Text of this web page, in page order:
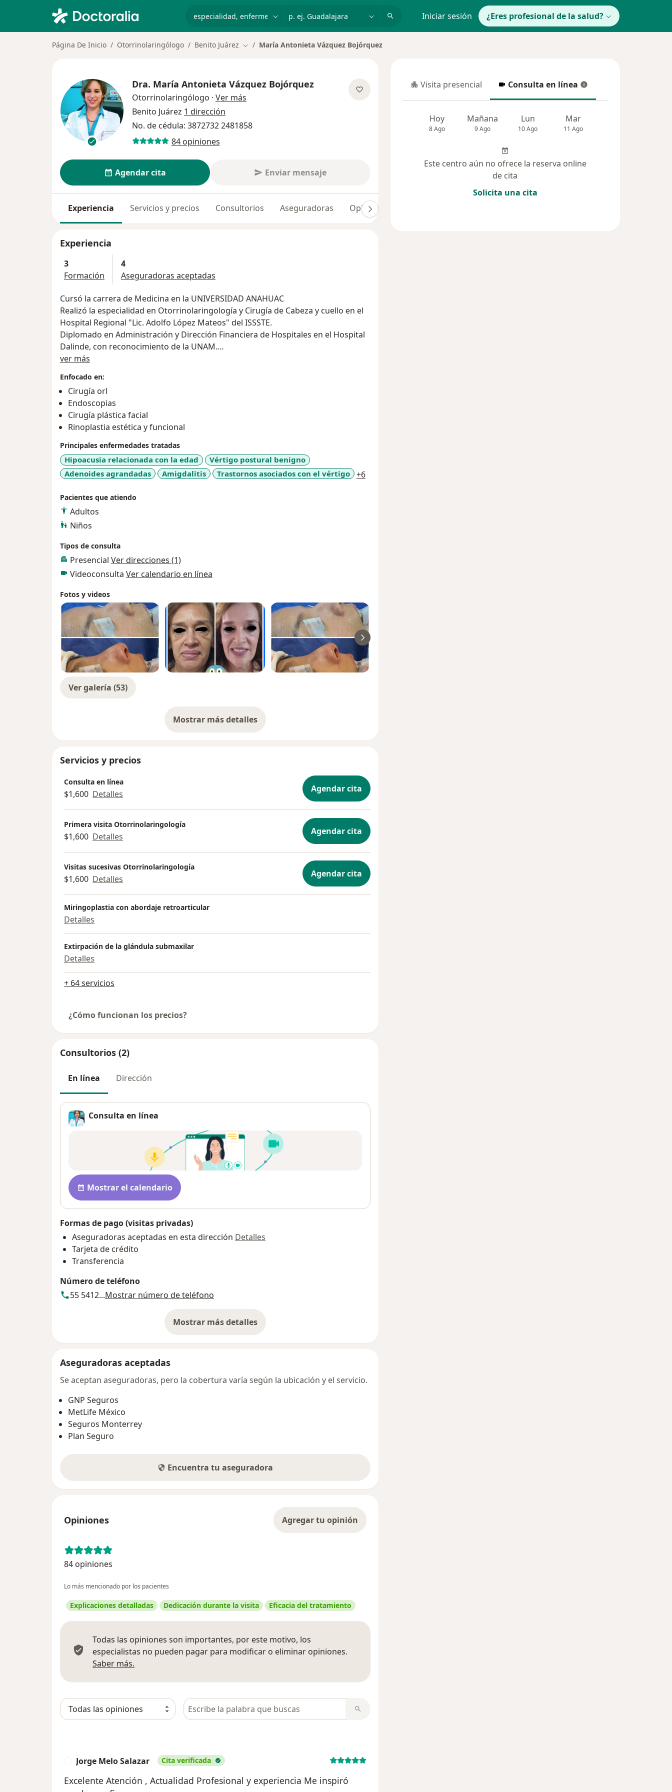
Iniciar sesión ¿Eres profesional de la salud?
Página De Inicio Otorrinolaringólogo Benito Juárez Cambiar de ciudad
María Antonieta Vázquez Bojórquez
Dra. María Antonieta Vázquez Bojórquez
Otorrinolaringólogo · Ver más
Benito Juárez 1 dirección
No. de cédula: 3872732 2481858
84 opiniones
Agendar cita Enviar mensaje
Experiencia Servicios y precios Consultorios Aseguradoras Opiniones (84)
Experiencia
3
Formación
4
Aseguradoras aceptadas
Cursó la carrera de Medicina en la UNIVERSIDAD ANAHUAC
Realizó la especialidad en Otorrinolaringología y Cirugía de Cabeza y cuello en el
Hospital Regional "Lic. Adolfo López Mateos" del ISSSTE.
Diplomado en Administración y Dirección Financiera de Hospitales en el Hospital
Dalinde, con reconocimiento de la UNAM.
Diplomado en "Imagen Pública" con reconocimiento de la UNAM.
del Colegio de Consultores de Imagen Pública CDMX.
Imparte cursos de Imagen y Branding Médico.
Es conferencista en Congresos Nacionales de Otorrinolaringología y Cirugía de
Cabeza y cuello
Actualmente trabaja en el Hospital de Petróleos Mexicanos como médica
especialista en Otorrinolaringología.
Pertenece a la Sociedad Mexicana de Otorrinolaringología y Cirugía de Cabeza y
Cuello.
Miembro de la Sociedad Mexicana de Cirugía Rinológica y Cirugía Facial.
de nariz, Cirugía de Amígdalas, problemas de oído y más. Contáctanos... seguro
podemos ayudarte.
Estamos también en La colonia del Valle atrás del Liverpool de Insurgentes Citas:
Aceptamos todas las tarjetas de crédito
ver más
Enfocado en:
Cirugía orl
Endoscopias
Cirugía plástica facial
Rinoplastia estética y funcional
Principales enfermedades tratadas
Hipoacusia relacionada con la edad
Vértigo postural benigno
Adenoides agrandadas
Amigdalitis Trastornos asociados con el vértigo +6a11y_sr_more_diseases
Pacientes que atiendo
Adultos
Niños
Tipos de consulta
Presencial Ver direcciones (1)
Videoconsulta Ver calendario en línea
Fotos y videos
Ver galería (53)
Mostrar más detalles
sobre la experiencia
Servicios y precios
Consulta en línea
$1,600 Detalles Agendar cita
Primera visita Otorrinolaringología
$1,600 Detalles Agendar cita
Visitas sucesivas Otorrinolaringología
$1,600 Detalles Agendar cita
Miringoplastia con abordaje retroarticular
Detalles
Extirpación de la glándula submaxilar
Detalles
+ 64 servicios
¿Cómo funcionan los precios?
Consultorios (2)
En línea Dirección
Consulta en línea
Disponibilidad
Mostrar el calendario
Formas de pago (visitas privadas)
Aseguradoras aceptadas en esta dirección Detalles
Tarjeta de crédito
Transferencia
Número de teléfono
55 5412...Mostrar número de teléfono
Mostrar más detalles
sobre la dirección
Aseguradoras aceptadas
Se aceptan aseguradoras, pero la cobertura varía según la ubicación y el servicio.
GNP Seguros
MetLife México
Seguros Monterrey
Plan Seguro
Encuentra tu aseguradora
Opiniones Agregar tu opinión
84 opiniones
Lo más mencionado por los pacientes
Explicaciones detalladas Dedicación durante la visita Eficacia del tratamiento
Todas las opiniones son importantes, por este motivo, los
especialistas no pueden pagar para modificar o eliminar opiniones.
Saber más.
Busca en opiniones
Jorge Melo Salazar Cita verificada
Excelente Atención , Actualidad Profesional y experiencia Me inspiró
Visita presencial
Visita presencial Consulta en línea
Consulta en línea
Hoy
8 Ago
Mañana
9 Ago
Lun
10 Ago
Mar
11 Ago
Este centro aún no ofrece la reserva online
de cita
Solicita una cita